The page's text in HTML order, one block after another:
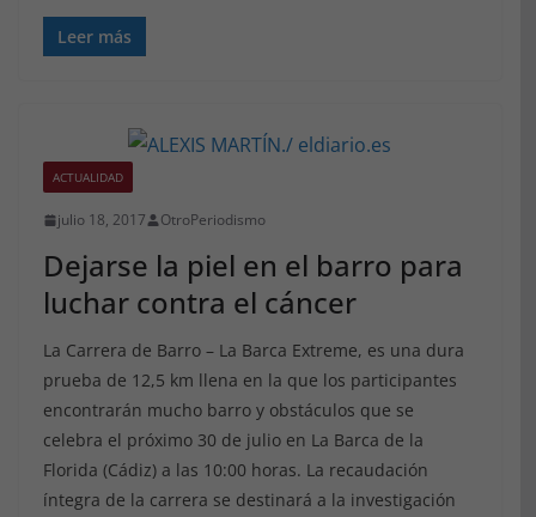
Leer más
ACTUALIDAD
julio 18, 2017 OtroPeriodismo
Dejarse la piel en el barro para
luchar contra el cáncer
La Carrera de Barro – La Barca Extreme, es una dura
prueba de 12,5 km llena en la que los participantes
encontrarán mucho barro y obstáculos que se
celebra el próximo 30 de julio en La Barca de la
Florida (Cádiz) a las 10:00 horas. La recaudación
íntegra de la carrera se destinará a la investigación